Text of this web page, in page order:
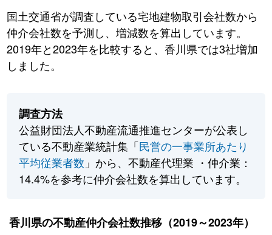
国土交通省が調査している宅地建物取引会社数から
仲介会社数を予測し、増減数を算出しています。
2019年と2023年を比較すると、香川県では3社増加
しました。
調査方法
公益財団法人不動産流通推進センターが公表し
ている不動産業統計集「民営の一事業所あたり
平均従業者数 」から、不動産代理業 ・仲介業：
14.4%を参考に仲介会社数を算出しています。
香川県の不動産仲介会社数推移（2019～2023年）